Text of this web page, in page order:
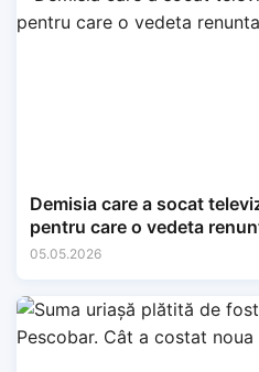
Demisia care a socat
pentru care o vedeta
05.05.2026